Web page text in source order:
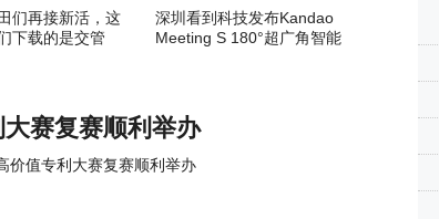
们再接新活，这
下载的是交管
深圳看到科技发布Kandao
Meeting S 180°超广角智能
赛复赛顺利举办
价值专利大赛复赛顺利举办